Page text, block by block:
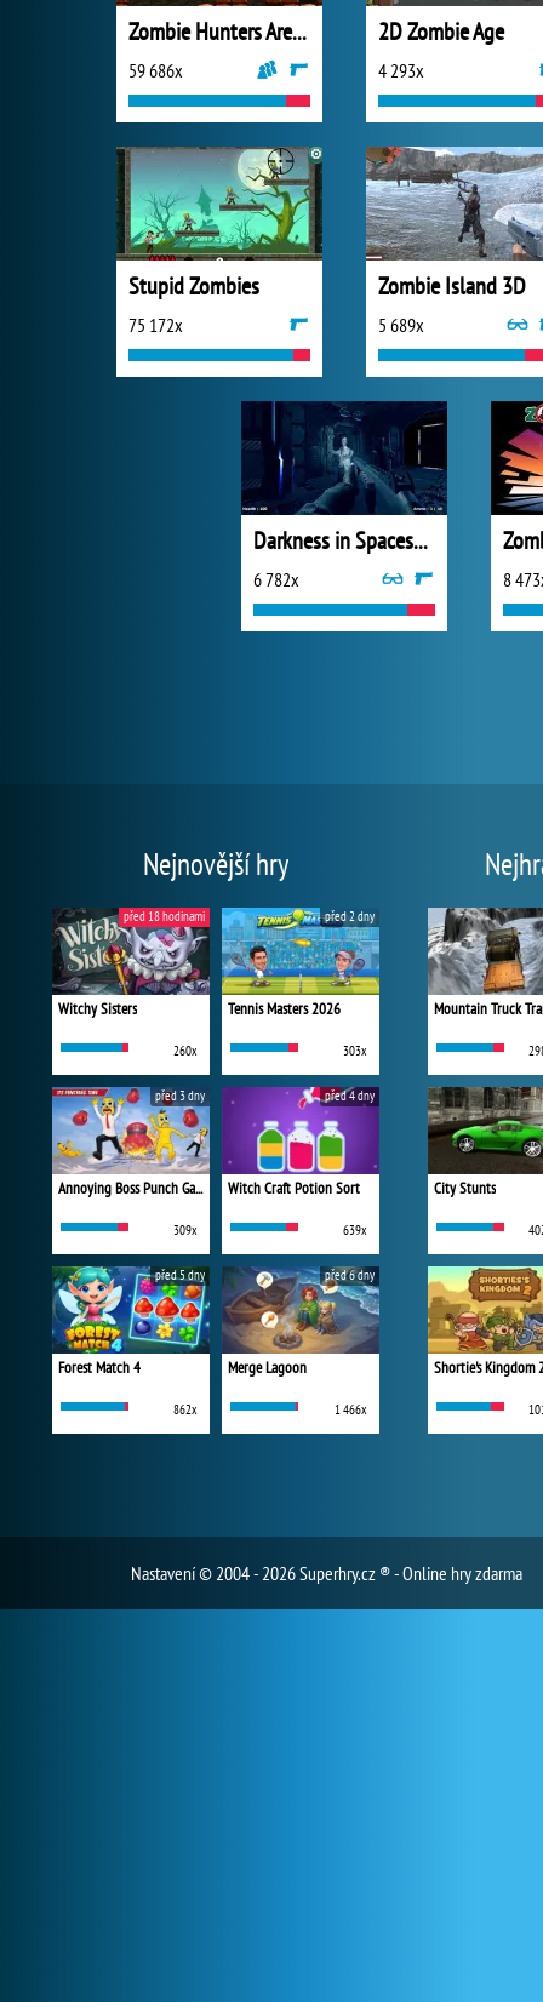
Zombie Hunters Arena
59 686x
2D Zombie Age
4 293x
Stupid Zombies
75 172x
Zombie Island 3D
5 689x
Darkness in Spaceship
6 782x 8
Nejnovější hry
Witchy Sisters
260x
před 18 hodinami
Tennis Masters 2026
303x
před 2 dny
Annoying Boss Punch Game
309x
před 3 dny
Witch Craft Potion Sort
639x
před 4 dny
Forest Match 4
862x
před 5 dny
Merge Lagoon
1 466x
před 6 dny
Mountain Truck
City Stunts
Shortie's Kingdom
Nastavení© 2004 - 2026 Superhry.cz ® - Online hry zdarma